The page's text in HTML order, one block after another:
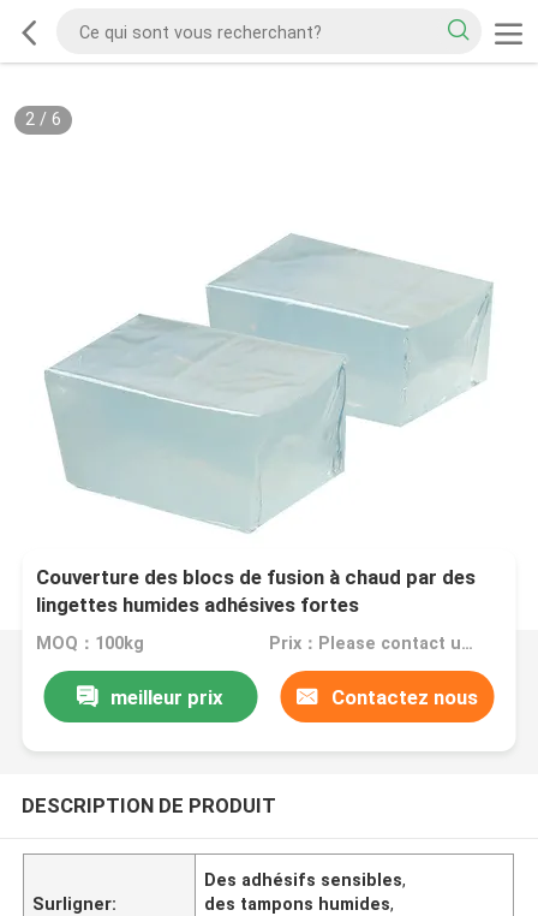
2/ 6
Couverture des blocs de fusion à chaud par des
lingettes humides adhésives fortes
MOQ：100kg Prix：Please contact us for quotation
meilleur prix Contactez nous
DESCRIPTION DE PRODUIT
Surligner:
Des adhésifs sensibles,
des tampons humides,